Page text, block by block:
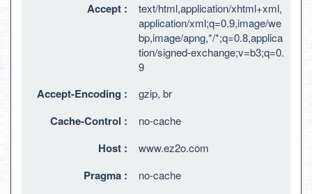
Accept :
text/html,application/xhtml+xml,
application/xml;q=0.9,image/we
bp,image/apng,*/*;q=0.8,applica
tion/signed-exchange;v=b3;q=0.
9
Accept-Encoding : gzip, br
Cache-Control : no-cache
Host : www.ez2o.com
Pragma : no-cache